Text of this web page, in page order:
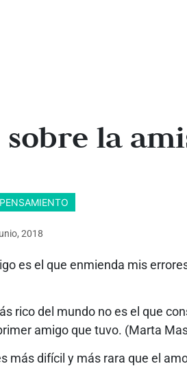
sobre la
2018
es el que enmienda mis
rico del mundo no es el que
amigo que tuvo. (Marta
más difícil y más rara que el